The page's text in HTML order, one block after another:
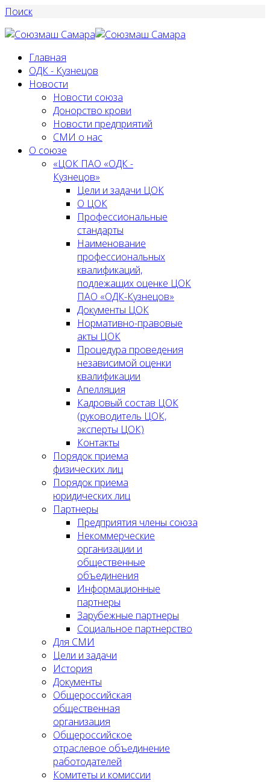
Поиск
Главная
ОДК - Кузнецов
Новости
Новости союза
Донорство крови
Новости предприятий
СМИ о нас
О союзе
«ЦОК ПАО «ОДК -
Кузнецов»
Цели и задачи ЦОК
О ЦОК
Профессиональные
стандарты
Наименование
профессиональных
квалификаций,
подлежащих оценке ЦОК
ПАО «ОДК-Кузнецов»
Документы ЦОК
Нормативно-правовые
акты ЦОК
Процедура проведения
независимой оценки
квалификации
Апелляция
Кадровый состав ЦОК
(руководитель ЦОК,
эксперты ЦОК)
Контакты
Порядок приема
физических лиц
Порядок приема
юридических лиц
Партнеры
Предприятия члены союза
Некоммерческие
организации и
общественные
объединения
Информационные
партнеры
Зарубежные партнеры
Социальное партнерство
Для СМИ
Цели и задачи
История
Документы
Общероссийская
общественная
организация
Общероссийское
отраслевое объединение
работодателей
Комитеты и комиссии